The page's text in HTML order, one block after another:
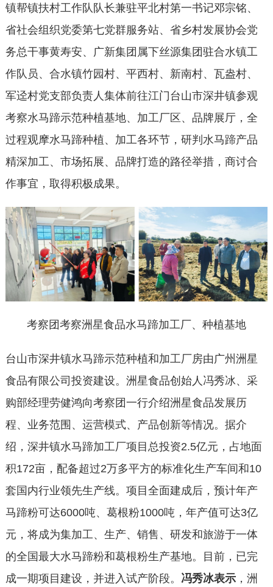
镇帮镇扶村工作队队长兼驻平北村第一书记邓宗铭、
省社会组织党委第七党群服务站、省乡村发展协会党
务总干事黄寿安、广新集团属下丝源集团驻合水镇工
作队员、合水镇竹园村、平西村、新南村、瓦盎村、
军迳村党支部负责人集体前往江门台山市深井镇参观
考察水马蹄示范种植基地、加工厂区、品牌展厅，全
过程观摩水马蹄种植、加工各环节，研判水马蹄产品
精深加工、市场拓展、品牌打造的路径举措，商讨合
作事宜，取得积极成果。
考察团考察洲星食品水马蹄加工厂、种植基地
台山市深井镇水马蹄示范种植和加工厂房由广州洲星
食品有限公司投资建设。洲星食品创始人冯秀冰、采
购部经理劳健鸿向考察团一行介绍洲星食品发展历
程、业务范围、运营模式、产品创新等情况。据介
绍，深井镇水马蹄加工厂项目总投资2.5亿元，占地面
积172亩，配备超过2万多平方的标准化生产车间和10
套国内行业领先生产线。项目全面建成后，预计年产
马蹄粉可达6000吨、葛根粉1000吨，年产值可达3亿
元，将成为集加工、生产、销售、研发和旅游于一体
的全国最大水马蹄粉和葛根粉生产基地。目前，已完
成一期项目建设，并进入试产阶段。 冯秀冰表示，洲